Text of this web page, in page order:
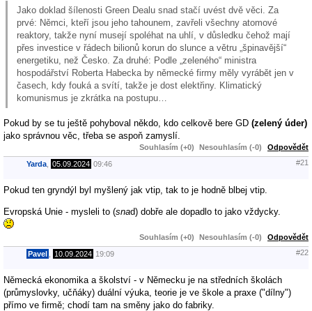
Jako doklad šílenosti Green Dealu snad stačí uvést dvě věci. Za
prvé: Němci, kteří jsou jeho tahounem, zavřeli všechny atomové
reaktory, takže nyní musejí spoléhat na uhlí, v důsledku čehož mají
přes investice v řádech bilionů korun do slunce a větru „špinavější“
energetiku, než Česko. Za druhé: Podle „zeleného“ ministra
hospodářství Roberta Habecka by německé firmy měly vyrábět jen v
časech, kdy fouká a svítí, takže je dost elektřiny. Klimatický
komunismus je zkrátka na postupu…
Pokud by se tu ještě pohyboval někdo, kdo celkově bere GD (zelený úder)
jako správnou věc, třeba se aspoň zamyslí.
Souhlasím (+0) Nesouhlasím (-0) Odpovědět
Yarda 05.09.2024 09:46 #21
Pokud ten gryndýl byl myšlený jak vtip, tak to je hodně blbej vtip.
Evropská Unie - mysleli to (snad) dobře ale dopadlo to jako vždycky.
Souhlasím (+0) Nesouhlasím (-0) Odpovědět
Pavel 10.09.2024 19:09 #22
Německá ekonomika a školství - v Německu je na středních školách
(průmyslovky, učňáky) duální výuka, teorie je ve škole a praxe ("dílny")
přímo ve firmě; chodí tam na směny jako do fabriky.